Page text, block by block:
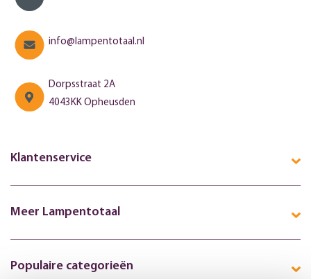
info@lampentotaal.nl
Dorpsstraat 2A
4043KK Opheusden
Klantenservice
Meer Lampentotaal
Populaire categorieën